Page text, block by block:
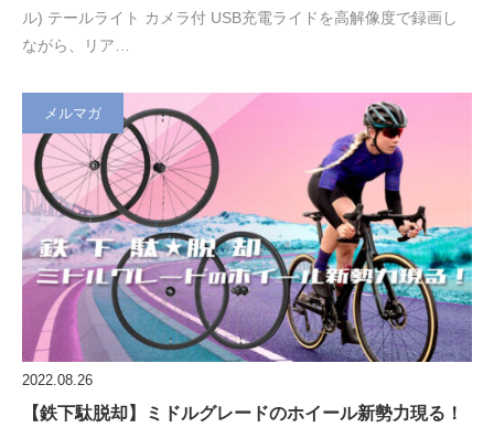
ル) テールライト カメラ付 USB充電ライドを高解像度で録画し
ながら、リア…
メルマガ
2022.08.26
【鉄下駄脱却】ミドルグレードのホイール新勢力現る！